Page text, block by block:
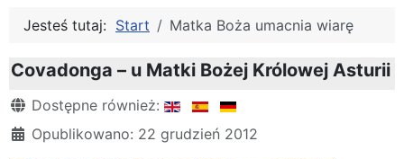
Jesteś tutaj: Start Matka Boża umacnia wiarę
Covadonga – u Matki Bożej Królowej Asturii
Szczegóły
Dostępne również:
Opublikowano: 22 grudzień 2012